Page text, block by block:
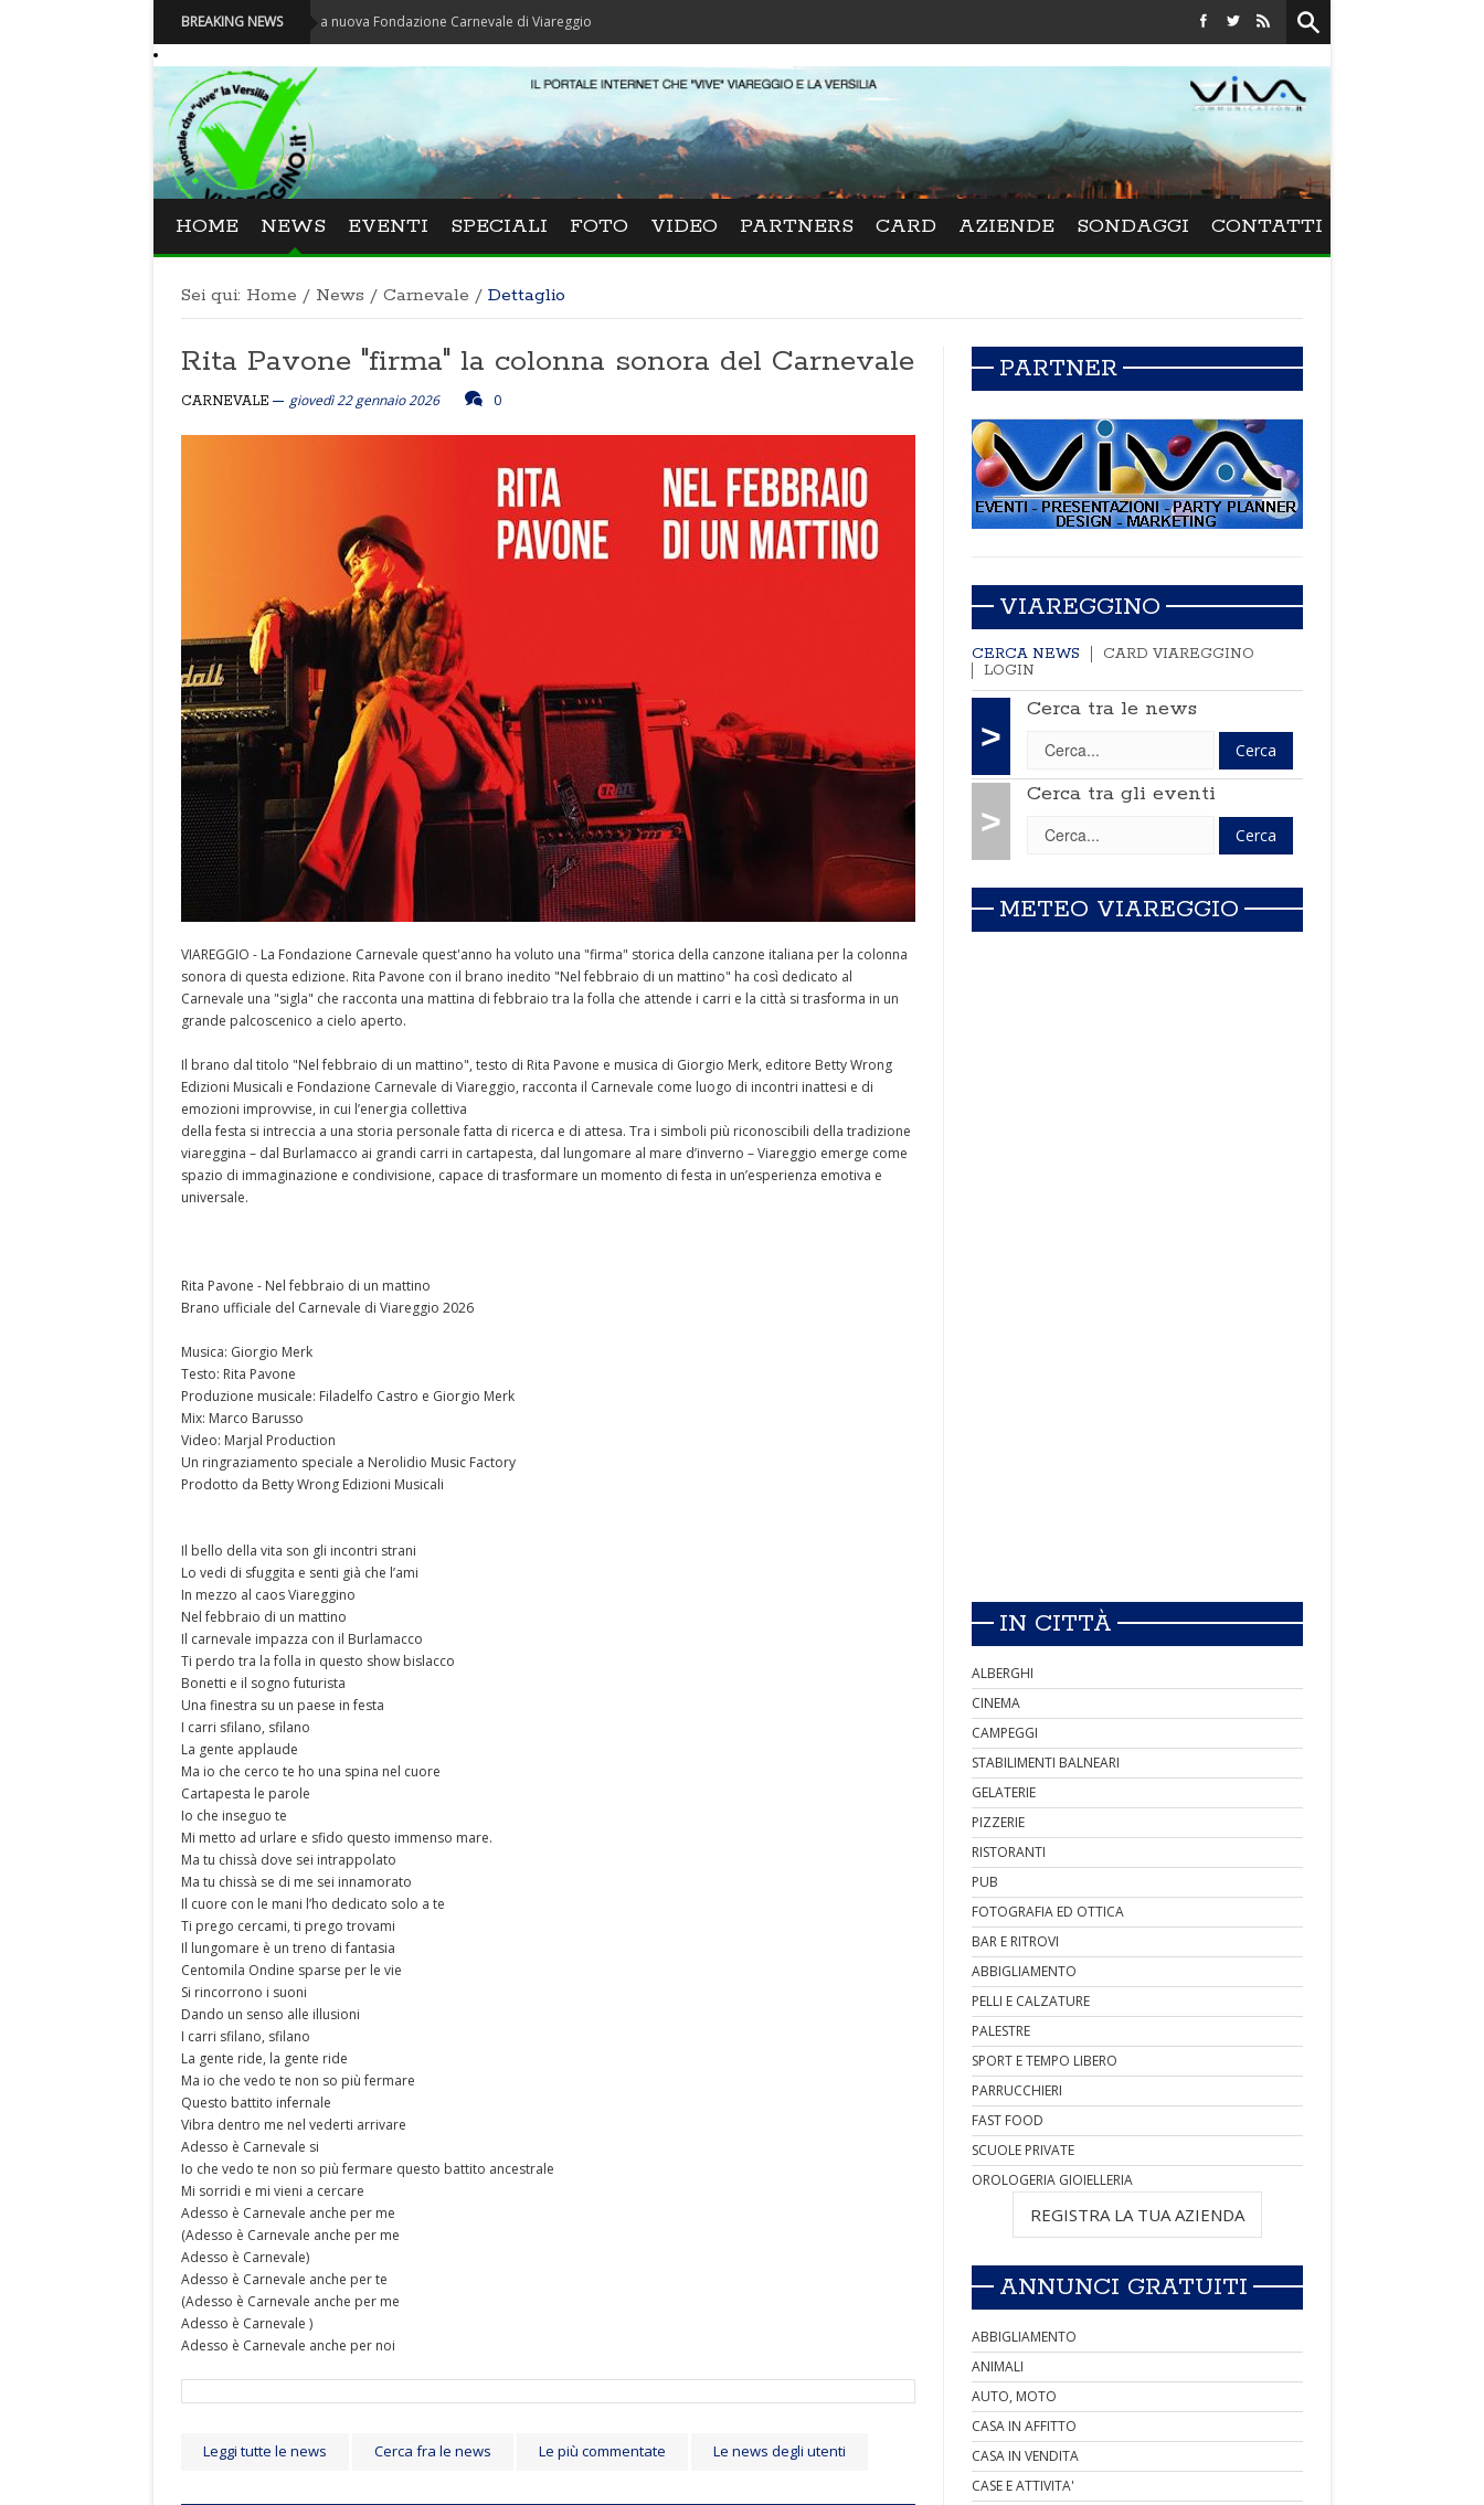
BREAKING NEWS
Carnevale - Nominata la nuova Fondazione Carnevale di Viareggio Festival La Versiliana - La direttrice lucchese Beatrice Venezi
HOME NEWS EVENTI SPECIALI FOTO VIDEO PARTNERS CARD AZIENDE SONDAGGI CONTATTI
Sei qui: Home / News / Carnevale / Dettaglio
Rita Pavone "firma" la colonna sonora del Carnevale
CARNEVALE giovedì 22 gennaio 2026 0
VIAREGGIO - La Fondazione Carnevale quest'anno ha voluto una "firma" storica della canzone italiana per la colonna
sonora di questa edizione. Rita Pavone con il brano inedito "Nel febbraio di un mattino" ha così dedicato al
Carnevale una "sigla" che racconta una mattina di febbraio tra la folla che attende i carri e la città si trasforma in un
grande palcoscenico a cielo aperto.
Il brano dal titolo "Nel febbraio di un mattino", testo di Rita Pavone e musica di Giorgio Merk, editore Betty Wrong
Edizioni Musicali e Fondazione Carnevale di Viareggio, racconta il Carnevale come luogo di incontri inattesi e di
emozioni improvvise, in cui l’energia collettiva
della festa si intreccia a una storia personale fatta di ricerca e di attesa. Tra i simboli più riconoscibili della tradizione
viareggina – dal Burlamacco ai grandi carri in cartapesta, dal lungomare al mare d’inverno – Viareggio emerge come
spazio di immaginazione e condivisione, capace di trasformare un momento di festa in un’esperienza emotiva e
universale.
Rita Pavone - Nel febbraio di un mattino
Brano ufficiale del Carnevale di Viareggio 2026
Musica: Giorgio Merk
Testo: Rita Pavone
Produzione musicale: Filadelfo Castro e Giorgio Merk
Mix: Marco Barusso
Video: Marjal Production
Un ringraziamento speciale a Nerolidio Music Factory
Prodotto da Betty Wrong Edizioni Musicali
Il bello della vita son gli incontri strani
Lo vedi di sfuggita e senti già che l’ami
In mezzo al caos Viareggino
Nel febbraio di un mattino
Il carnevale impazza con il Burlamacco
Ti perdo tra la folla in questo show bislacco
Bonetti e il sogno futurista
Una finestra su un paese in festa
I carri sfilano, sfilano
La gente applaude
Ma io che cerco te ho una spina nel cuore
Cartapesta le parole
Io che inseguo te
Mi metto ad urlare e sfido questo immenso mare.
Ma tu chissà dove sei intrappolato
Ma tu chissà se di me sei innamorato
Il cuore con le mani l’ho dedicato solo a te
Ti prego cercami, ti prego trovami
Il lungomare è un treno di fantasia
Centomila Ondine sparse per le vie
Si rincorrono i suoni
Dando un senso alle illusioni
I carri sfilano, sfilano
La gente ride, la gente ride
Ma io che vedo te non so più fermare
Questo battito infernale
Vibra dentro me nel vederti arrivare
Adesso è Carnevale si
Io che vedo te non so più fermare questo battito ancestrale
Mi sorridi e mi vieni a cercare
Adesso è Carnevale anche per me
(Adesso è Carnevale anche per me
Adesso è Carnevale)
Adesso è Carnevale anche per te
(Adesso è Carnevale anche per me
Adesso è Carnevale )
Adesso è Carnevale anche per noi
Leggi tutte le news Cerca fra le news Le più commentate Le news degli utenti
PARTNER
VIAREGGINO
CERCA NEWS
CARD VIAREGGINO
LOGIN
>
Cerca tra le news
>
Cerca tra gli eventi
METEO VIAREGGIO
IN CITTÀ
ALBERGHI
CINEMA
CAMPEGGI
STABILIMENTI BALNEARI
GELATERIE
PIZZERIE
RISTORANTI
PUB
FOTOGRAFIA ED OTTICA
BAR E RITROVI
ABBIGLIAMENTO
PELLI E CALZATURE
PALESTRE
SPORT E TEMPO LIBERO
PARRUCCHIERI
FAST FOOD
SCUOLE PRIVATE
OROLOGERIA GIOIELLERIA
REGISTRA LA TUA AZIENDA
ANNUNCI GRATUITI
ABBIGLIAMENTO
ANIMALI
AUTO, MOTO
CASA IN AFFITTO
CASA IN VENDITA
CASE E ATTIVITA'